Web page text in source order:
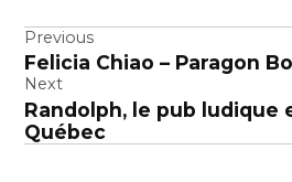
Navigation
de
l’article
Previous
Felicia Chiao – Paragon
Next
Randolph, le pub ludique
Québec